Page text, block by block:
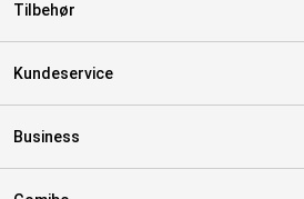
Tilbehør
Kundeservice
Business